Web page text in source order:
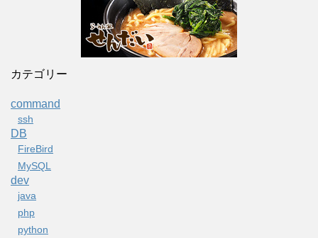
カテゴリー
command
ssh
DB
FireBird
MySQL
dev
java
php
python